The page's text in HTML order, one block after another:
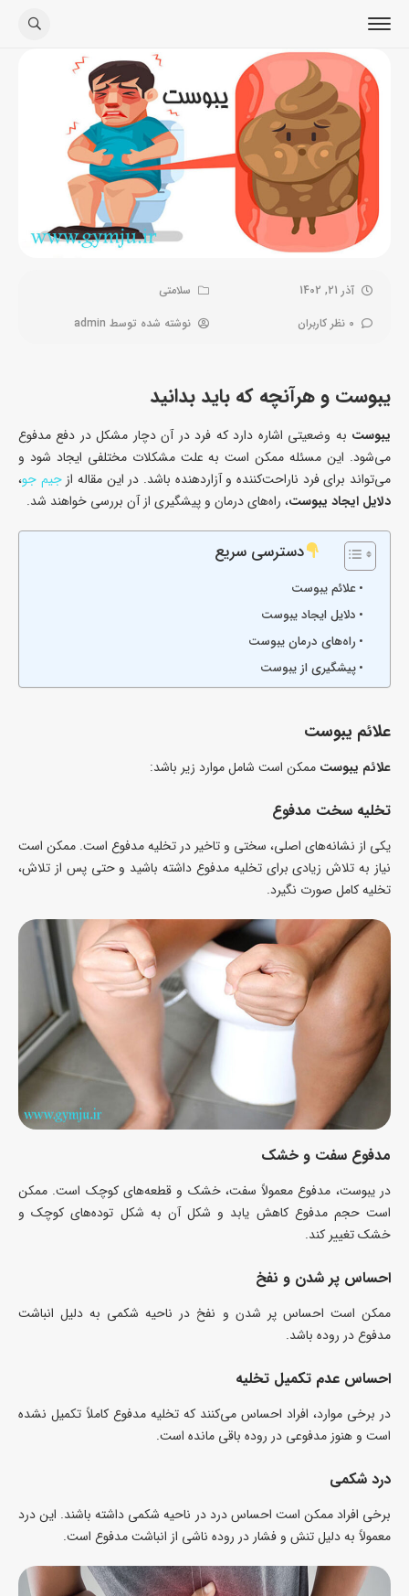
آذر 21, 1402
سلامتی
0 نظر کاربران
نوشته شده توسط admin
یبوست و هرآنچه که باید بدانید
یبوست به وضعیتی اشاره دارد که فرد در آن دچار مشکل در دفع مدفوع
می‌شود. این مسئله ممکن است به علت مشکلات مختلفی ایجاد شود و
می‌تواند برای فرد ناراحت‌کننده و آزاردهنده باشد. در این مقاله ازجیم جو،
دلایل ایجاد یبوست، راه‌های درمان و پیشگیری از آن بررسی خواهند شد.
دسترسی سریع
علائم یبوست
دلایل ایجاد یبوست
راه‌های درمان یبوست
پیشگیری از یبوست
علائم یبوست
علائم یبوست ممکن است شامل موارد زیر باشد:
تخلیه سخت مدفوع
یکی از نشانه‌های اصلی، سختی و تاخیر در تخلیه مدفوع است. ممکن است
نیاز به تلاش زیادی برای تخلیه مدفوع داشته باشید و حتی پس از تلاش،
تخلیه کامل صورت نگیرد.
مدفوع سفت و خشک
در یبوست، مدفوع معمولاً سفت، خشک و قطعه‌های کوچک است. ممکن
است حجم مدفوع کاهش یابد و شکل آن به شکل توده‌های کوچک و
خشک تغییر کند.
احساس پر شدن و نفخ
ممکن است احساس پر شدن و نفخ در ناحیه شکمی به دلیل انباشت
مدفوع در روده باشد.
احساس عدم تکمیل تخلیه
در برخی موارد، افراد احساس می‌کنند که تخلیه مدفوع کاملاً تکمیل نشده
است و هنوز مدفوعی در روده باقی مانده است.
درد شکمی
برخی افراد ممکن است احساس درد در ناحیه شکمی داشته باشند. این درد
معمولاً به دلیل تنش و فشار در روده ناشی از انباشت مدفوع است.